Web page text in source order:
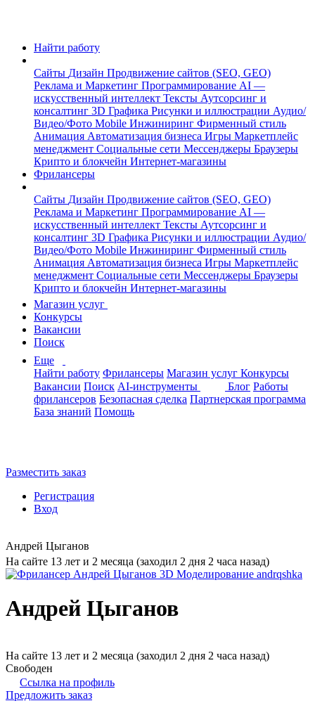
Найти работу
Сайты Дизайн Продвижение сайтов (SEO, GEO)
Реклама и Маркетинг Программирование AI —
искусственный интеллект Тексты Аутсорсинг и
консалтинг 3D Графика Рисунки и иллюстрации Аудио/
Видео/Фото Mobile Инжиниринг Фирменный стиль
Анимация Автоматизация бизнеса Игры Маркетплейс
менеджмент Социальные сети Мессенджеры Браузеры
Крипто и блокчейн Интернет-магазины
Фрилансеры
Сайты Дизайн Продвижение сайтов (SEO, GEO)
Реклама и Маркетинг Программирование AI —
искусственный интеллект Тексты Аутсорсинг и
консалтинг 3D Графика Рисунки и иллюстрации Аудио/
Видео/Фото Mobile Инжиниринг Фирменный стиль
Анимация Автоматизация бизнеса Игры Маркетплейс
менеджмент Социальные сети Мессенджеры Браузеры
Крипто и блокчейн Интернет-магазины
Магазин услуг
Конкурсы
Вакансии
Поиск
Еще
Найти работу Фрилансеры Магазин услуг Конкурсы
Вакансии Поиск AI-инструменты Блог Работы
фрилансеров Безопасная сделка Партнерская программа
База знаний Помощь
Разместить заказ
Регистрация
Вход
Андрей Цыганов
На сайте 13 лет и 2 месяца (заходил 2 дня 2 часа назад)
Андрей Цыганов
На сайте 13 лет и 2 месяца (заходил 2 дня 2 часа назад)
Свободен
Ссылка на профиль
Предложить заказ